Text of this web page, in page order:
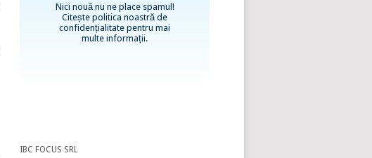
Nici nouă nu ne place spamul!
Citește politica noastră de
confidențialitate pentru mai
multe informații.
IBC FOCUS SRL